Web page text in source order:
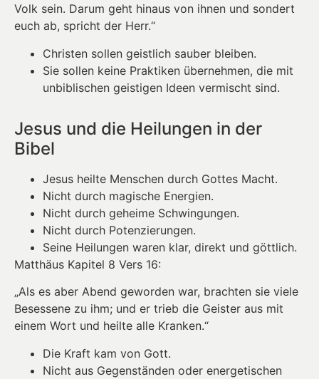
Volk sein. Darum geht hinaus von ihnen und sondert
euch ab, spricht der Herr.“
Christen sollen geistlich sauber bleiben.
Sie sollen keine Praktiken übernehmen, die mit
unbiblischen geistigen Ideen vermischt sind.
Jesus und die Heilungen in der
Bibel
Jesus heilte Menschen durch Gottes Macht.
Nicht durch magische Energien.
Nicht durch geheime Schwingungen.
Nicht durch Potenzierungen.
Seine Heilungen waren klar, direkt und göttlich.
Matthäus Kapitel 8 Vers 16:
„Als es aber Abend geworden war, brachten sie viele
Besessene zu ihm; und er trieb die Geister aus mit
einem Wort und heilte alle Kranken.“
Die Kraft kam von Gott.
Nicht aus Gegenständen oder energetischen